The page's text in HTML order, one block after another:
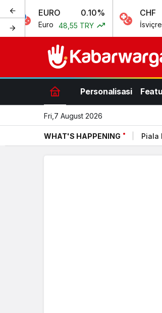
EURO 0.10%
Euro 48,55 TRY
CHF
İsviçre Frangı
Personalisasi
Fri,7 August 2026
WHAT'S HAPPENING Piala